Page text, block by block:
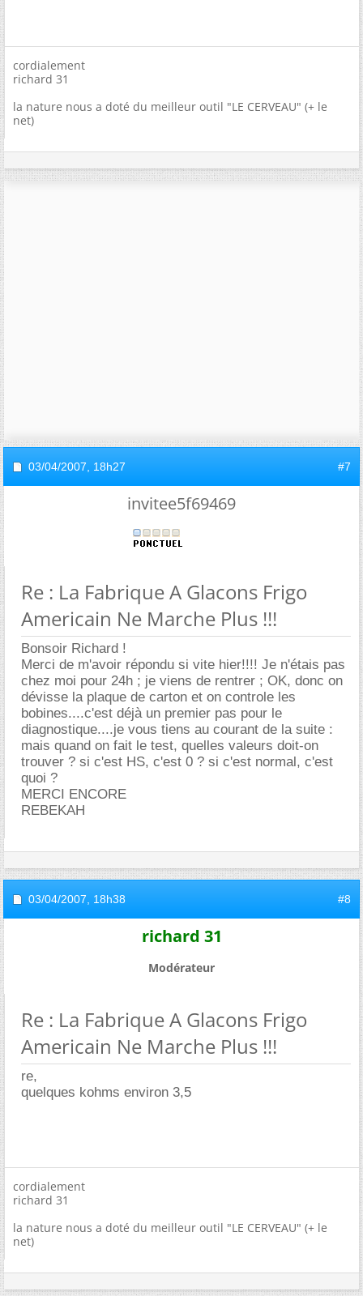
cordialement
richard 31
la nature nous a doté du meilleur outil "LE CERVEAU" (+ le
net)
03/04/2007, 18h27 #7
invitee5f69469
Re : La Fabrique A Glacons Frigo
Americain Ne Marche Plus !!!
Bonsoir Richard !
Merci de m'avoir répondu si vite hier!!!! Je n'étais pas
chez moi pour 24h ; je viens de rentrer ; OK, donc on
dévisse la plaque de carton et on controle les
bobines....c'est déjà un premier pas pour le
diagnostique....je vous tiens au courant de la suite :
mais quand on fait le test, quelles valeurs doit-on
trouver ? si c'est HS, c'est 0 ? si c'est normal, c'est
quoi ?
MERCI ENCORE
REBEKAH
03/04/2007, 18h38 #8
richard 31
Modérateur
Re : La Fabrique A Glacons Frigo
Americain Ne Marche Plus !!!
re,
quelques kohms environ 3,5
cordialement
richard 31
la nature nous a doté du meilleur outil "LE CERVEAU" (+ le
net)